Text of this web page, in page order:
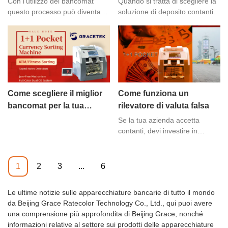
Le ultime notizie sulle apparecchiature bancarie di tutto il mondo
da Beijing Grace Ratecolor Technology Co., Ltd., qui puoi avere
una comprensione più approfondita di Beijing Grace, nonché
informazioni relative al settore sui prodotti delle apparecchiature
tutto il mondo ed è grata per il
fiducia.
esseri umani e il terrorismo. La
disponibili rilevatori di
banconote, così puoi
proteggerti dall'essere
ingannato da banconote false.
questo processo può diventare
bancomat stanno diventando
sempre più popolari nel settore
bancario poiché offrono
numerosi vantaggi rispetto al
conteggio manuale.
soluzione di deposito contanti
sono diversi fattori chiave da
considerare. Ecco una guida
per aiutarti a fare la scelta
giusta.
Come scegliere il miglior
bancomat per la tua
Come funziona un
rilevatore di valuta falsa
Se la tua azienda accetta
contanti, devi investire in
finanziario o in un altro campo.
E i rilevatori di valuta falsa
possono aiutarti a stare al
1 2 3 ... 6